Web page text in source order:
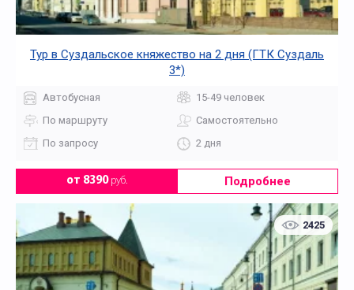
Тур в Суздальское княжество на 2 дня (ГТК Суздаль
3*)
Автобусная
15-49 человек
По маршруту
Самостоятельно
По запросу
2 дня
от 8390руб. Подробнее
2425